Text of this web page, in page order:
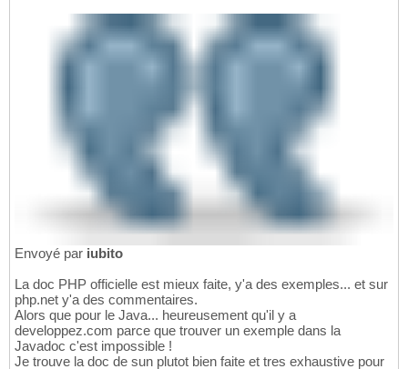
Envoyé par iubito
La doc PHP officielle est mieux faite, y'a des exemples... et sur
php.net y'a des commentaires.
Alors que pour le Java... heureusement qu'il y a
developpez.com parce que trouver un exemple dans la
Javadoc c'est impossible !
Je trouve la doc de sun plutot bien faite et tres exhaustive pour